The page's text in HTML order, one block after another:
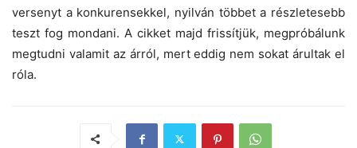
versenyt a konkurensekkel, nyilván többet a részletesebb
teszt fog mondani. A cikket majd frissítjük, megpróbálunk
megtudni valamit az árról, mert eddig nem sokat árultak el
róla.